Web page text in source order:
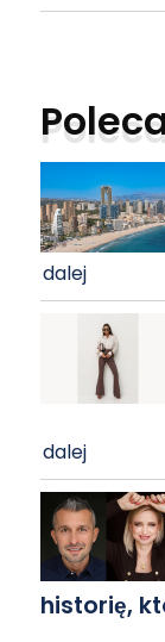
dalej
dalej
historię,